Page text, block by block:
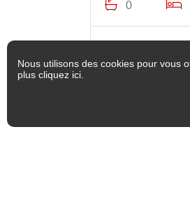
0
Nous utilisons des cookies pour vous
plus cliquez ici